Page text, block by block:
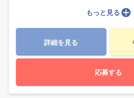
もっと見る
詳細を見る
応募する